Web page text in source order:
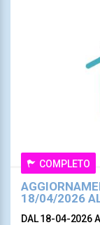
COMPLETO
18/04/2026
DAL 18-04-2026